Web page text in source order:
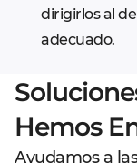
dirigirlos al
adecuado.
Detección y
Despliega
Tutores de
Guía a los
IA
productos
Agentes de
Crea planes
Hemos
Ayudamos a